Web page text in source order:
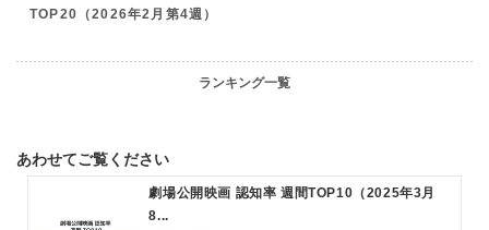
TOP20（2026年2月第4週）
ランキング一覧
あわせてご覧ください
劇場公開映画 認知率 週間TOP10（2025年3月
8...